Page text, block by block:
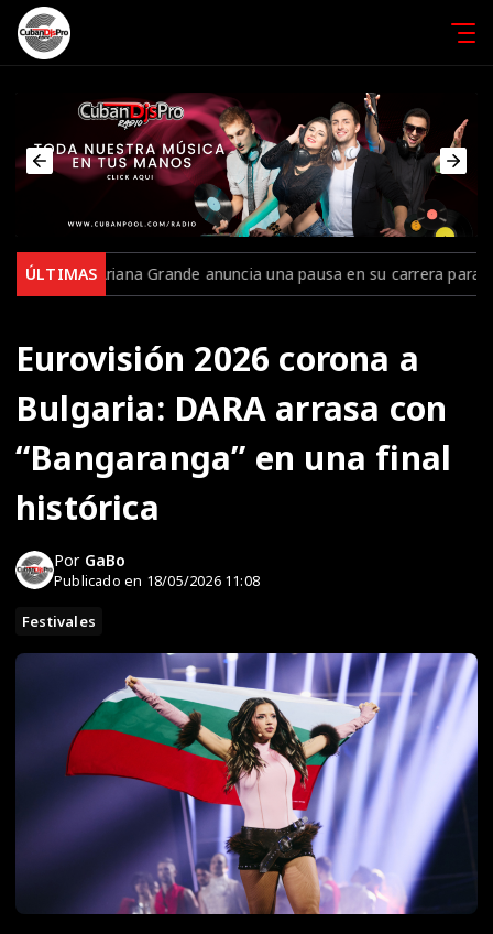
ÚLTIMAS
Grande anuncia una pausa en su carrera para cuidar su salud
Eurovisión 2026 corona a
Bulgaria: DARA arrasa con
“Bangaranga” en una final
histórica
Por GaBo
Publicado en 18/05/2026 11:08
Festivales